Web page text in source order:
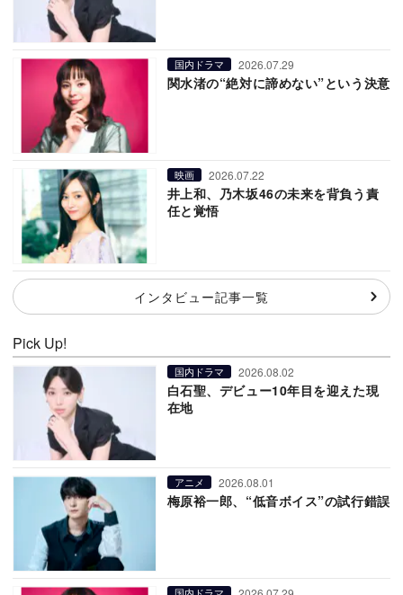
国内ドラマ 2026.07.29
関水渚の“絶対に諦めない”という決意
映画 2026.07.22
井上和、乃木坂46の未来を背負う責
任と覚悟
インタビュー記事一覧
Pick Up!
国内ドラマ 2026.08.02
白石聖、デビュー10年目を迎えた現
在地
アニメ 2026.08.01
梅原裕一郎、“低音ボイス”の試行錯誤